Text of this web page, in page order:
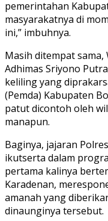
pemerintahan
masyarakatnya di
ini,” imbuhnya.
Masih ditempat
Adhimas Sriyono
keliling yang
(Pemda) Kabupaten
patut dicontoh oleh
manapun.
Baginya, jajaran
ikutserta dalam
pertama kalinya
Karadenan,
amanah yang
dinaunginya tersebut.